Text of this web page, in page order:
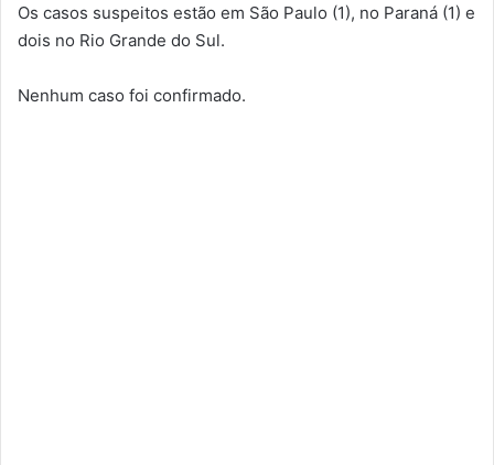
Os casos suspeitos estão em São Paulo (1), no Paraná (1) e
dois no Rio Grande do Sul.
Nenhum caso foi confirmado.